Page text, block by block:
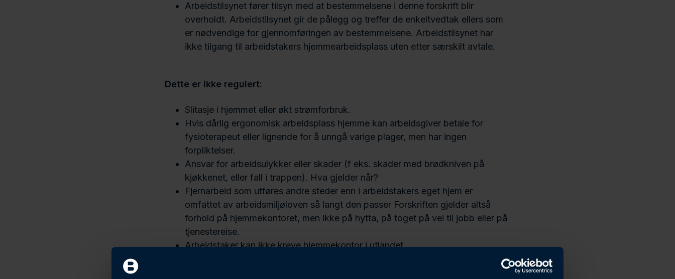
Arbeidstilsynet fører tilsyn med at bestemmelsene i denne forskrift blir
overholdt. Arbeidstilsynet gir de pålegg og treffer de enkeltvedtak ellers som
er nødvendige for gjennomføringen av bestemmelsene. Arbeidstilsynet har
ikke tilgang til arbeidstakers hjemmearbeidsplass uten etter særskilt avtale.
Dette er ikke regulert:
Slitasje i hjemmet eller økt strømforbruk.
Hvis dårlig ergonomisk arbeidsplass hjemme kan arbeidsgiver betale for
fysioterapeut eller lignende for å unngå varige plager, men har ingen
forpliktelser.
Ansvar for arbeidsulykker eller skader (f eks. skader med brødkniven på
kjøkkenet, eller fall i trappen). Hva gjelder når?
Fjernarbeid som utføres andre steder enn i arbeidstakers eget hjem er
omfattet av arbeidsmiljøloven så langt den passer Forskriften gjelder altså
forhold på hjemmekontoret, men ikke på hytta, på toget på vei til jobb eller på
tjenestereise.
Arbeidstaker kan ikke kreve hjemmekontor i utlandet.